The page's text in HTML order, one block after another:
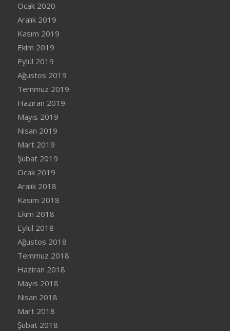
Ocak 2020
Aralık 2019
Kasım 2019
Ekim 2019
Eylül 2019
Ağustos 2019
Temmuz 2019
Haziran 2019
Mayıs 2019
Nisan 2019
Mart 2019
Şubat 2019
Ocak 2019
Aralık 2018
Kasım 2018
Ekim 2018
Eylül 2018
Ağustos 2018
Temmuz 2018
Haziran 2018
Mayıs 2018
Nisan 2018
Mart 2018
Şubat 2018